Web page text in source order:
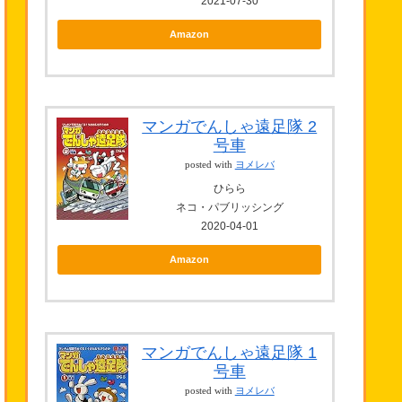
Amazon
マンガでんしゃ遠足隊 2
号車
posted with ヨメレバ
ひらら
ネコ・パブリッシング
2020-04-01
Amazon
マンガでんしゃ遠足隊 1
号車
posted with ヨメレバ